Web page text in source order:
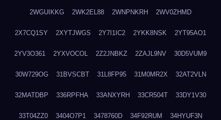
2WGUIKKG 2WK2EL88 2WNPNKRH 2WV0ZHMD
2X7CQ1SY 2XYTJWGS 2Y7I1IC2 2YKK8NSK 2YT95AO1
2YV3O361 2YXVOCOL 2Z2JNBKZ 2ZAJL9NV 30D5VUM9
30W729OG 31BVSCBT 31L8FP95 31M0MR2X 32AT2VLN
32MATDBP 336RPFHA 33ANXYRH 33CR504T 33DY1V30
33T04ZZ0 3404O7P1 3478760D 34F92RUM 34HYUF3N